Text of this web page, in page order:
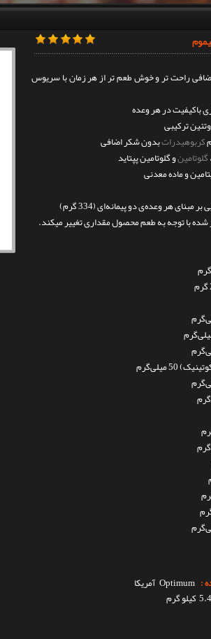
راحت تر و خوش طعم تر از هر زمان با سریوس
کربوهیدراتبدون شکر اضافی
گلوتامینو گلوتامین پپتاید
هر وعده‌ی دو پیمانه‌ای (334 گرم)
شده با توجه به طعم محصول مقداری تغییر میکند.
50 میلی‌گرم
:
Optimum آمریکا
گرم